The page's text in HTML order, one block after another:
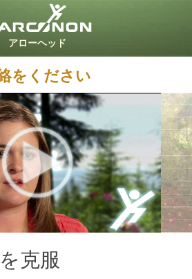
デンマーク語
ドイツ語
ギリシャ語
スペイン語（ラテン）
フランス語
ヘブライ語
マジャール語
イタリア語
日本語
オランダ語
ノルウェー語
をください
克服